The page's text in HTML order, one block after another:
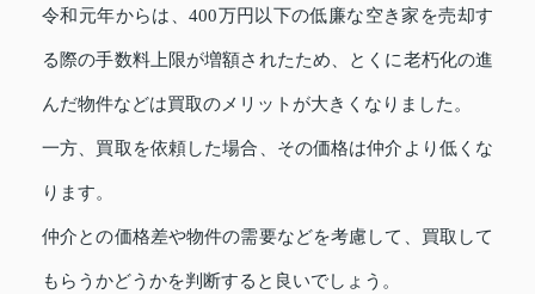
令和元年からは、400万円以下の低廉な空き家を売却す
る際の手数料上限が増額されたため、とくに老朽化の進
んだ物件などは買取のメリットが大きくなりました。
一方、買取を依頼した場合、その価格は仲介より低くな
ります。
仲介との価格差や物件の需要などを考慮して、買取して
もらうかどうかを判断すると良いでしょう。